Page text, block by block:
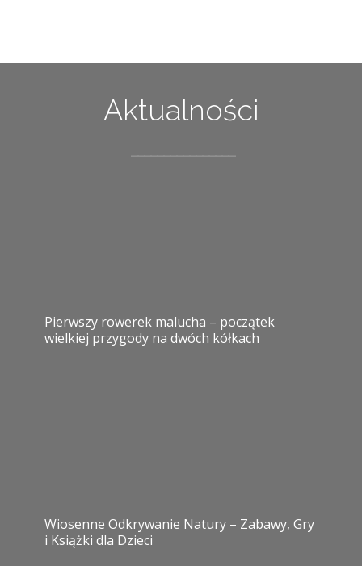
Aktualności
Pierwszy rowerek malucha – początek
wielkiej przygody na dwóch kółkach
Wiosenne Odkrywanie Natury – Zabawy, Gry
i Książki dla Dzieci